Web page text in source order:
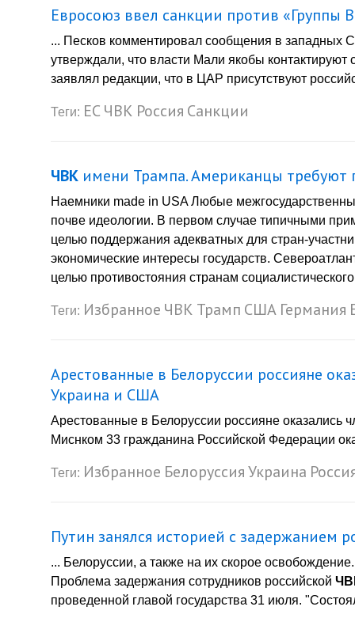
Евросоюз ввел санкции против «Группы
... Песков комментировал сообщения в западных
утверждали, что власти Мали якобы контактируют
заявлял редакции, что в ЦАР присутствуют
Теги: ЕС ЧВК Россия Санкции
ЧВК имени Трампа. Американцы требуют
Наемники made in USA Любые
почве идеологии. В первом случае типичными
целью поддержания адекватных для стран-
экономические интересы государств.
целью противостояния странам
Теги: Избранное ЧВК Трамп США Германия
Арестованные в Белоруссии россияне
Украина и США
Арестованные в Белоруссии россияне оказались
Миснком 33 гражданина Российской Федерации
Теги: Избранное БелоруссияУкраина
Путин занялся историей с задержанием
... Белоруссии, а также на их скорое
Проблема задержания сотрудников российской
проведенной главой государства 31 июля.